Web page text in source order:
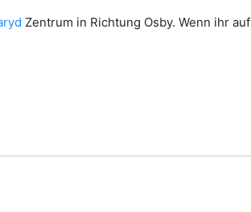
Zentrum in Richtung Osby. Wenn ihr auf